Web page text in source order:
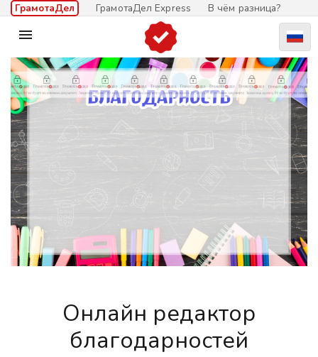
ГрамотаДел ГрамотаДел Express В чём разница?

Онлайн редактор
благодарностей